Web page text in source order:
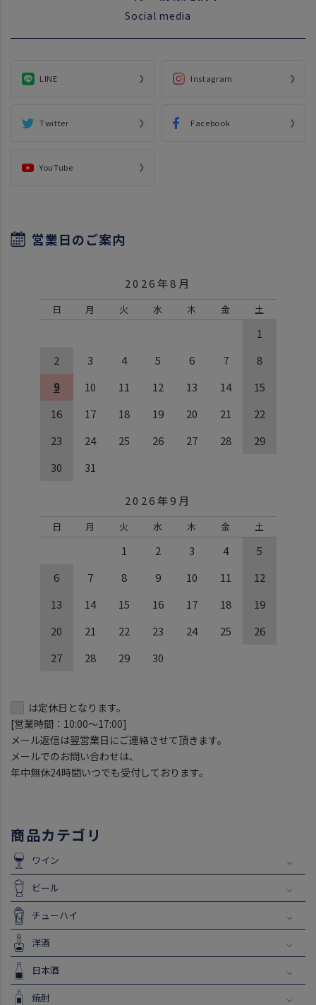
Social media
LINE Instagram
Twitter Facebook
YouTube
営業日のご案内
2026年8月
日 月 火 水 木 金 土
1
2
3 4 5 6 7
8
9
10 11 12 13 14
15
16
17 18 19 20 21
22
23
24 25 26 27 28
29
30
31
2026年9月
日 月 火 水 木 金 土
1 2 3 4
5
6
7 8 9 10 11
12
13
14 15 16 17 18
19
20
21 22 23 24 25
26
27
28 29 30
は定休日となります。
[営業時間：10:00～17:00]
メール返信は翌営業日にご連絡させて頂きます。
メールでのお問い合わせは、
年中無休24時間いつでも受付しております。
商品カテゴリ
ワイン
ビール
チューハイ
洋酒
日本酒
焼酎